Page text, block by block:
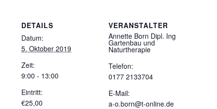
DETAILS
Datum:
5. Oktober 2019
Zeit:
9:00 - 13:00
Eintritt:
€25,00
VERANSTALTER
Annette Born Dipl. Ing
Gartenbau und
Naturtherapie
Telefon:
0177 2133704
E-Mail:
a-o.born@t-online.de